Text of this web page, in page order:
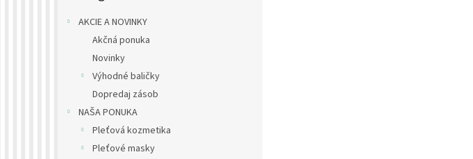
AKCIE A NOVINKY
Akčná ponuka
Novinky
Výhodné baličky
Dopredaj zásob
NAŠA PONUKA
Pleťová kozmetika
Pleťové masky